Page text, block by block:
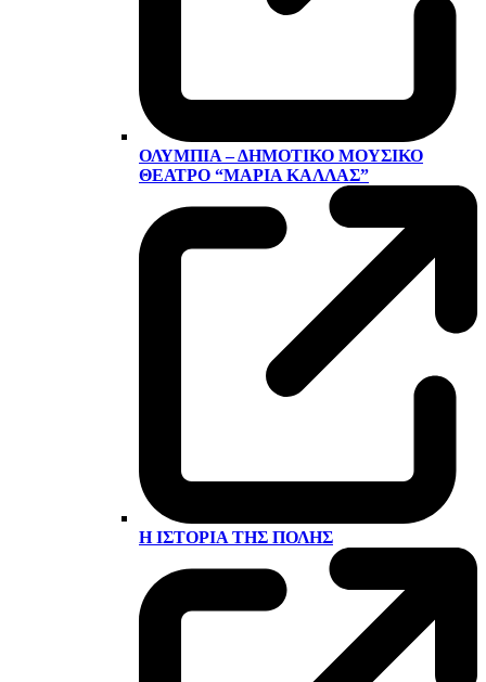
ΟΛΎΜΠΙΑ – ΔΗΜΟΤΙΚΌ ΜΟΥΣΙΚΌ
ΘΈΑΤΡΟ “ΜΑΡΊΑ ΚΆΛΛΑΣ”
Η ΙΣΤΟΡΊΑ ΤΗΣ ΠΌΛΗΣ